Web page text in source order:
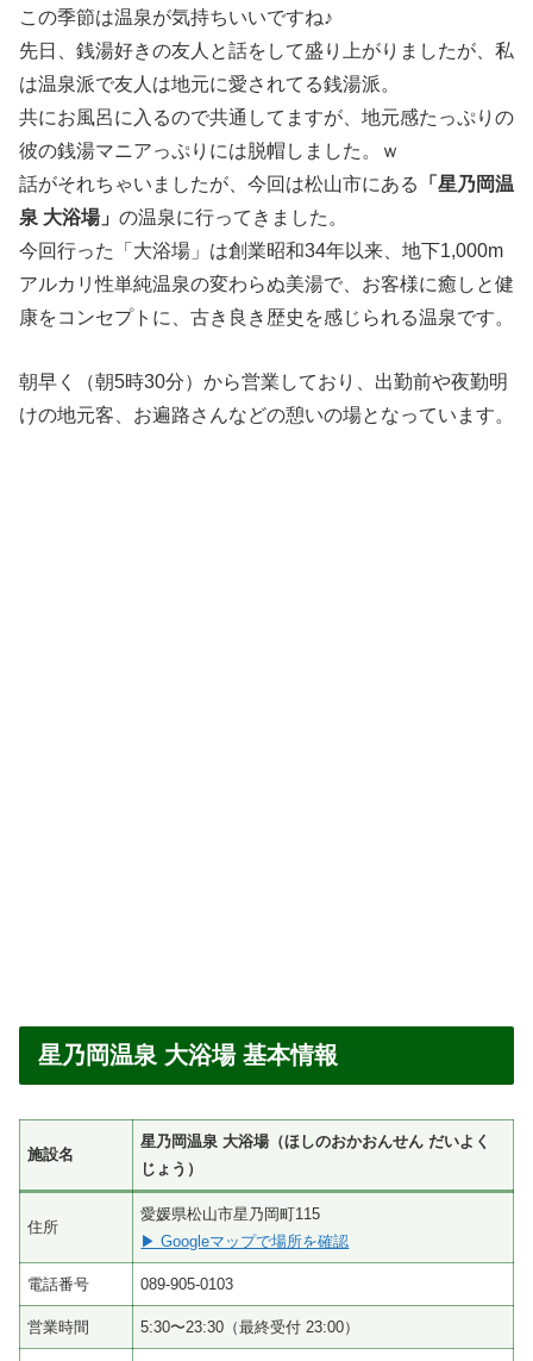
この季節は温泉が気持ちいいですね♪
先日、銭湯好きの友人と話をして盛り上がりましたが、私
は温泉派で友人は地元に愛されてる銭湯派。
共にお風呂に入るので共通してますが、地元感たっぷりの
彼の銭湯マニアっぷりには脱帽しました。ｗ
話がそれちゃいましたが、今回は松山市にある
「星乃岡温
泉 大浴場」 の温泉に行ってきました。
今回行った「大浴場」は創業昭和34年以来、地下1,000m
アルカリ性単純温泉の変わらぬ美湯で、お客様に癒しと健
康をコンセプトに、古き良き歴史を感じられる温泉です。
朝早く（朝5時30分）から営業しており、出勤前や夜勤明
けの地元客、お遍路さんなどの憩いの場となっています。
星乃岡温泉 大浴場 基本情報
施設名
星乃岡温泉 大浴場（ほしのおかおんせん だいよく
じょう）
住所
愛媛県松山市星乃岡町115
▶ Googleマップで場所を確認
電話番号 089-905-0103
営業時間 5:30〜23:30（最終受付 23:00）